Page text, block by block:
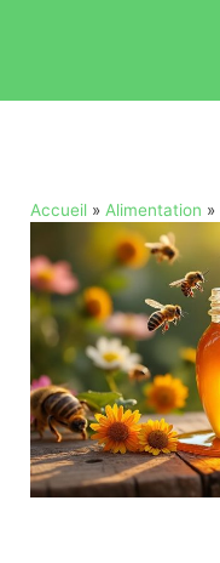
Accueil » Alimentation »